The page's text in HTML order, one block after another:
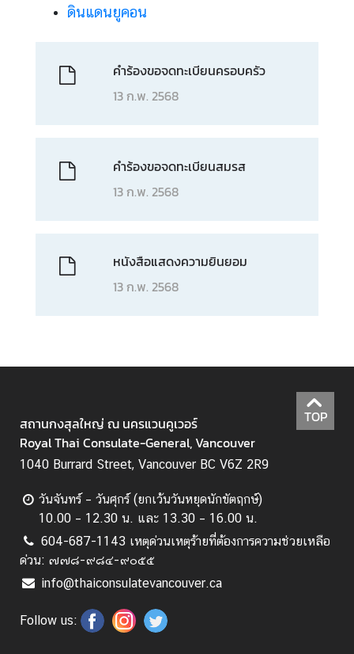
ดินแดนยูคอน
คำร้องขอจดทะเบียนครอบครัว
13 ก.พ. 2568
คำร้องขอจดทะเบียนสมรส
13 ก.พ. 2568
หนังสือแสดงความยินยอม
13 ก.พ. 2568
TOP
สถานกงสุลใหญ่ ณ นครแวนคูเวอร์
Royal Thai Consulate-General, Vancouver
1040 Burrard Street, Vancouver BC V6Z 2R9
วันจันทร์ – วันศุกร์ (ยกเว้นวันหยุดนักขัตฤกษ์)
10.00 – 12.30 น. และ 13.30 – 16.00 น.
604-687-1143 เหตุด่วนเหตุร้ายที่ต้องการความช่วยเหลือ
ด่วน: ๗๗๘-๙๘๔-๙๐๕๕
info@thaiconsulatevancouver.ca
Follow us: